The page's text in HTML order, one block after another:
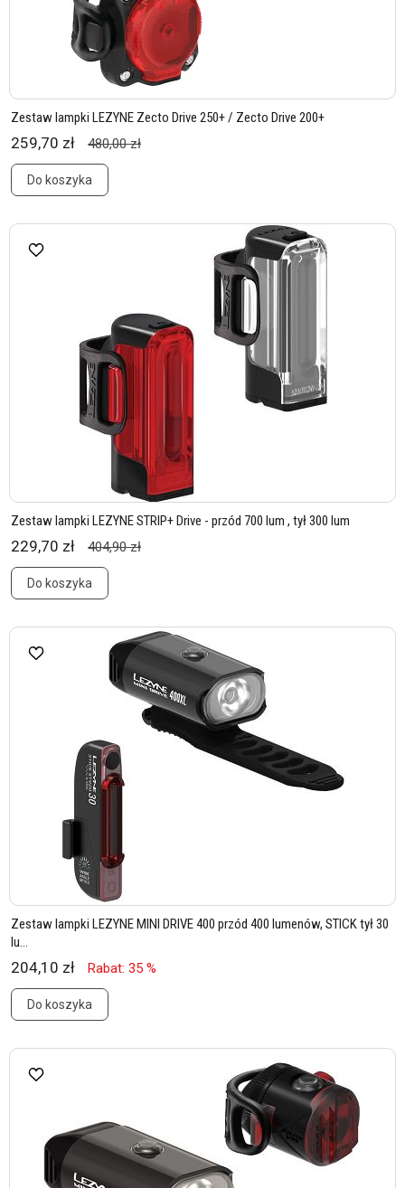
Zestaw lampki LEZYNE Zecto Drive 250+ / Zecto Drive 200+
259,70 zł 480,00 zł
Do koszyka
Zestaw lampki LEZYNE STRIP+ Drive - przód 700 lum , tył 300 lum
229,70 zł 404,90 zł
Do koszyka
Zestaw lampki LEZYNE MINI DRIVE 400 przód 400 lumenów, STICK tył 30
lu...
204,10 zł Rabat: 35 %
Do koszyka